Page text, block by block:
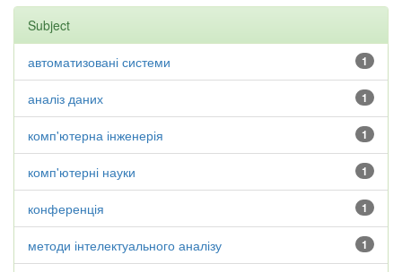
Subject
1
автоматизовані системи
1
аналіз даних
1
комп'ютерна інженерія
1
комп'ютерні науки
1
конференція
1
методи інтелектуального аналізу